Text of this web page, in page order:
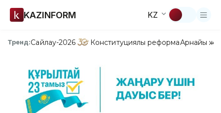
KAZINFORM KZ
Тренд:Сайлау-2026 Конституциялық реформаАрнайы